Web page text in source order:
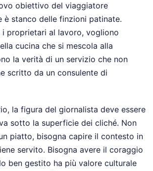
obiettivo del viaggiatore
è stanco delle finzioni patinate.
i proprietari al lavoro, vogliono
cucina che si mescola alla
la verità di un servizio che non
scritto da un consulente di
la figura del giornalista deve essere
sotto la superficie dei cliché. Non
piatto, bisogna capire il contesto in
servito. Bisogna avere il coraggio
ben gestito ha più valore culturale